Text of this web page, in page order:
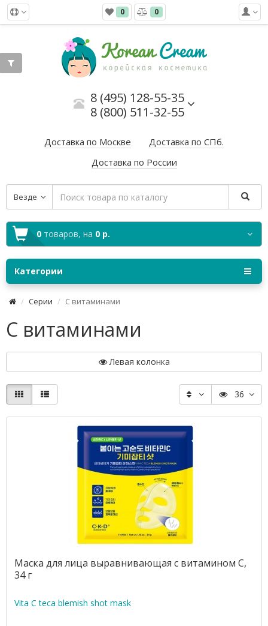
0 0
8 (495) 128-55-35
8 (800) 511-32-55
Доставка по Москве
Доставка по СПб.
Доставка по России
Везде
0 товаров, на 0 р.
Категории
Серии С витаминами
С витаминами
Левая колонка
36
Маска для лица выравнивающая с витамином С,
34 г
Vita C teca blemish shot mask